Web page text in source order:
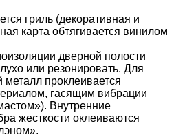
гриль (декоративная и
карта обтягивается винилом
дверной полости
или резонировать. Для
проклеивается
гасящим вибрации
Внутренние
жесткости оклеиваются